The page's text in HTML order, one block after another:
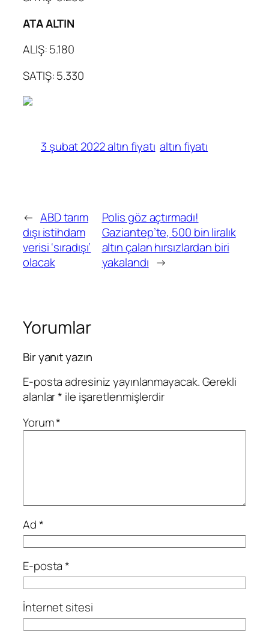
ATA ALTIN
ALIŞ: 5.180
SATIŞ: 5.330
3 şubat 2022 altın fiyatı altın fiyatı
← ABD tarım
dışı istihdam
verisi ‘sıradışı’
olacak
Polis göz açtırmadı!
Gaziantep’te, 500 bin liralık
altın çalan hırsızlardan biri
yakalandı →
Yorumlar
Bir yanıt yazın
E-posta adresiniz yayınlanmayacak.Gerekli
alanlar* ile işaretlenmişlerdir
Yorum*
Ad*
E-posta*
İnternet sitesi